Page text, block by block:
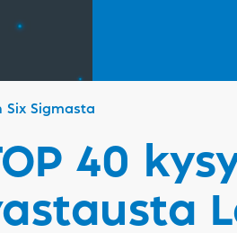
Six Sigmasta
40